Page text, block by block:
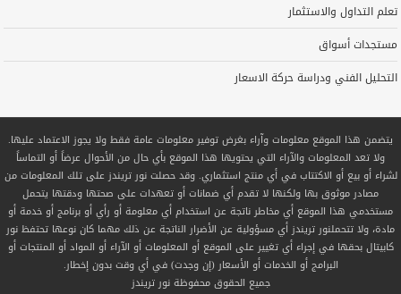
تعلم التداول والاستثمار
مستجدات أسواق
التحليل الفني ودراسة حركة الاسعار
يتضمن هذا الموقع معلومات وآراء بغرض توفير معلومات عامة فقط ولا يجوز الاعتماد عليها.
ولا تعد المعلومات والآراء التي يحتويها هذا الموقع بأي حال من الأحوال عرضاً أو التماساً
لشراء أو بيع أو الاكتتاب في أي منتج استثماري. وقد حصلت نور تريندز على تلك المعلومات من
مصادر موثوق بها ولكنها لا تقدم أي ضمانات أو تعهدات على صحتها ودقتها يتحمل
مستخدمي هذا الموقع أي مخاطر ناتجة عن استخدام أي معلومة أو رأي أو برنامج أو خدمة أو
مادة، ولا تتحملنور تريندز أي مسؤولية عن الأضرار الناتجة عن ذلك مهما كان نوعها تحتفظ نور
كابيتال بحقها في إجراء أي تغيير على الموقع أو المعلومات أو الآراء أو المواد أو المنتجات أو
البرامج أو الخدمات أو الأسعار (إن وجدت) في أي وقت بدون إخطار.
جميع الحقوق محفوظةنور تريندز